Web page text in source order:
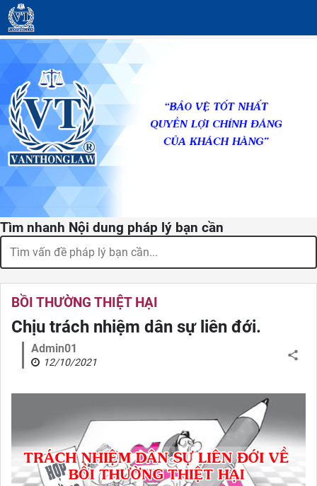
Tìm nhanh Nội dung pháp lý bạn cần
BỒI THƯỜNG THIỆT HẠI
Chịu trách nhiệm dân sự liên đới.
Admin01
12/10/2021